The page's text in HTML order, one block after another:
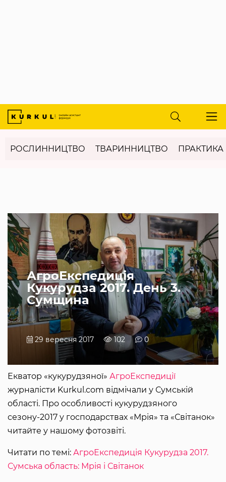
РОСЛИННИЦТВО ТВАРИННИЦТВО ПРАКТИКА
АгроЕкспедиція
Кукурудза 2017. День 3.
Сумщина
29 вересня 2017 102 0
Екватор «кукурудзяної» АгроЕкспедиції
журналісти Kurkul.com відмічали у Сумській
області. Про особливості кукурудзяного
сезону-2017 у господарствах «Мрія» та «Світанок»
читайте у нашому фотозвіті.
Читати по темі: АгроЕкспедиція Кукурудза 2017.
Сумська область: Мрія і Світанок